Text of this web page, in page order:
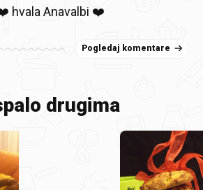
hvala Anavalbi ❤️
Pogledaj komentare
drugima